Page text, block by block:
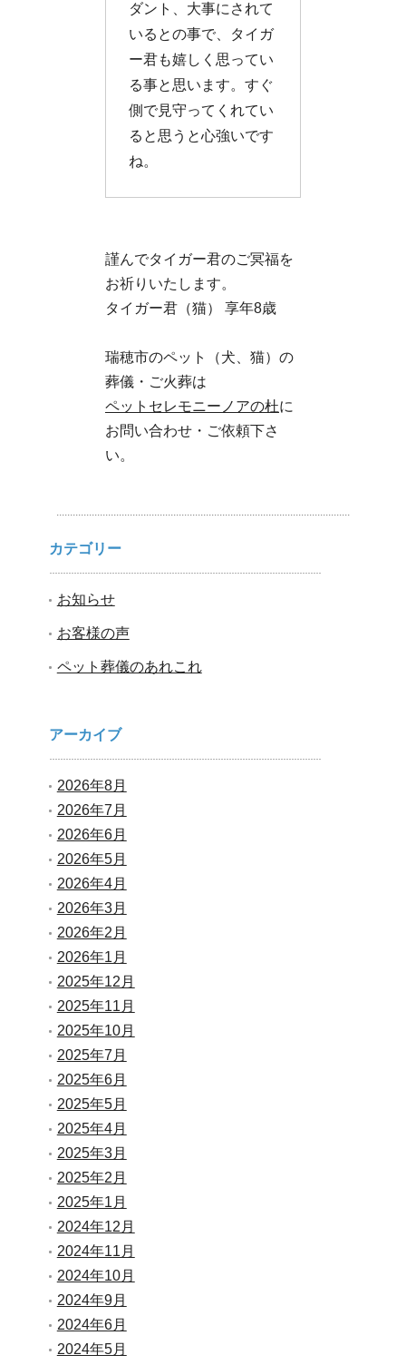
ダント、大事にされて
いるとの事で、タイガ
ー君も嬉しく思ってい
る事と思います。すぐ
側で見守ってくれてい
ると思うと心強いです
ね。
謹んでタイガー君のご冥福を
お祈りいたします。
タイガー君（猫） 享年8歳
瑞穂市のペット（犬、猫）の
葬儀・ご火葬は
ペットセレモニーノアの杜に
お問い合わせ・ご依頼下さ
い。
カテゴリー
お知らせ
お客様の声
ペット葬儀のあれこれ
アーカイブ
2026年8月
2026年7月
2026年6月
2026年5月
2026年4月
2026年3月
2026年2月
2026年1月
2025年12月
2025年11月
2025年10月
2025年7月
2025年6月
2025年5月
2025年4月
2025年3月
2025年2月
2025年1月
2024年12月
2024年11月
2024年10月
2024年9月
2024年6月
2024年5月